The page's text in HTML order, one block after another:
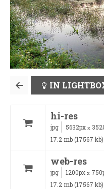
IN
hi-res
jpg 5632px x
17.2 mb (17567 kb)
web-res
jpg 1200px x
17.2 mb (17567 kb)